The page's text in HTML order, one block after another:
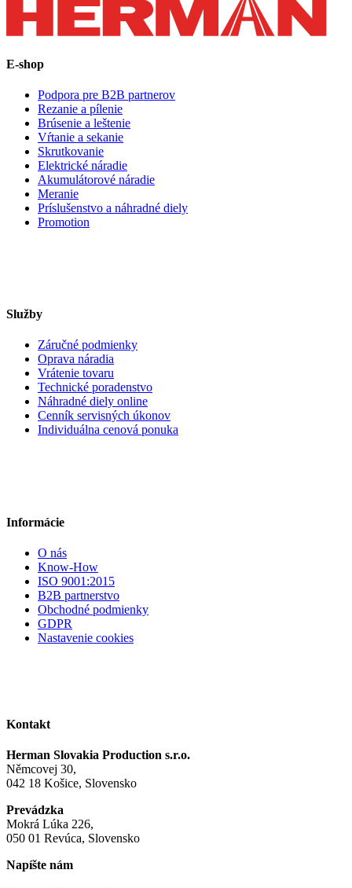
E-shop
Podpora pre B2B partnerov
Rezanie a pílenie
Brúsenie a leštenie
Vŕtanie a sekanie
Skrutkovanie
Elektrické náradie
Akumulátorové náradie
Meranie
Príslušenstvo a náhradné diely
Promotion
Služby
Záručné podmienky
Oprava náradia
Vrátenie tovaru
Technické poradenstvo
Náhradné diely online
Cenník servisných úkonov
Individuálna cenová ponuka
Informácie
O nás
Know-How
ISO 9001:2015
B2B partnerstvo
Obchodné podmienky
GDPR
Nastavenie cookies
Kontakt
Herman Slovakia Production s.r.o.
Němcovej 30,
042 18 Košice, Slovensko
Prevádzka
Mokrá Lúka 226,
050 01 Revúca, Slovensko
Napíšte nám